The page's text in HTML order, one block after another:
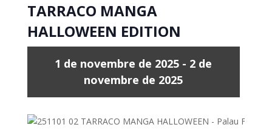
TARRACO MANGA
HALLOWEEN EDITION
1 de novembre de 2025 - 2 de
novembre de 2025